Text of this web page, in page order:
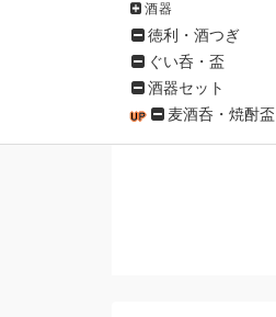
酒器
徳利・酒つぎ
ぐい呑・盃
酒器セット
麦酒呑・焼酎盃